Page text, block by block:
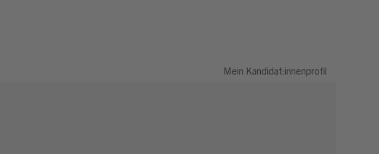
Mein Kandidat:innenprofil